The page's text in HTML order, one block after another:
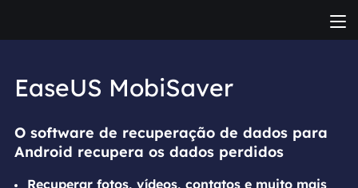
EaseUS MobiSaver
O software de recuperação de dados para
Android recupera os dados perdidos
Recuperar fotos, vídeos, contatos e muito mais